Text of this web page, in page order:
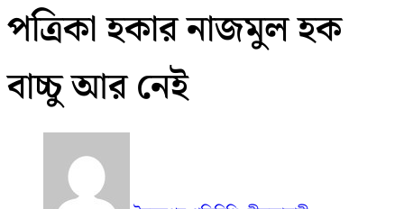
পত্রিকা হকার নাজমুল হক
বাচ্চু আর নেই